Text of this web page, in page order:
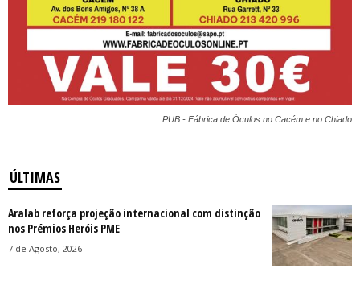
PUB - Fábrica de Óculos no Cacém e no Chiado
ÚLTIMAS
Aralab reforça projeção internacional com distinção
nos Prémios Heróis PME
7 de Agosto, 2026